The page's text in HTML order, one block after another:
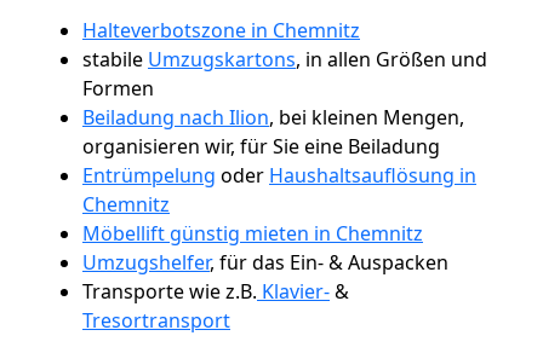
Halteverbotszone in Chemnitz
stabile Umzugskartons, in allen Größen und
Formen
Beiladung nach Ilion, bei kleinen Mengen,
organisieren wir, für Sie eine Beiladung
Entrümpelung oder Haushaltsauflösung in
Chemnitz
Möbellift günstig mieten in Chemnitz
Umzugshelfer, für das Ein- & Auspacken
Transporte wie z.B. Klavier-&
Tresortransport